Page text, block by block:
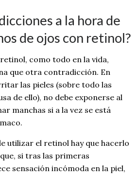
a la hora de
de ojos con retinol?
como todo en la vida,
que otra contradicción. En
las pieles (sobre todo las
de ello), no debe exponerse al
manchas si a la vez se está
utilizar el retinol hay que hacerlo
si tras las primeras
sensación incómoda en la piel,